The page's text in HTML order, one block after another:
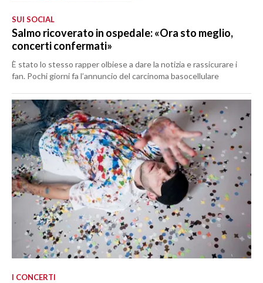
SUI SOCIAL
Salmo ricoverato in ospedale: «Ora sto meglio,
concerti confermati»
È stato lo stesso rapper olbiese a dare la notizia e rassicurare i
fan. Pochi giorni fa l’annuncio del carcinoma basocellulare
I CONCERTI